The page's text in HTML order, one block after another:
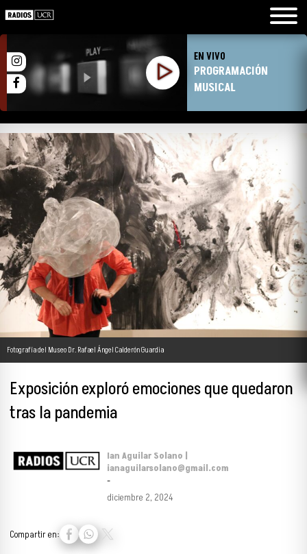
EN VIVO
PROGRAMACIÓN
MUSICAL
Fotografía del Museo Dr. Rafael Ángel Calderón Guardia
Exposición exploró emociones que quedaron
tras la pandemia
Ian Aguilar Solano |
ianaguilarsolano@gmail.com
-
diciembre 2, 2024
Compartir en: